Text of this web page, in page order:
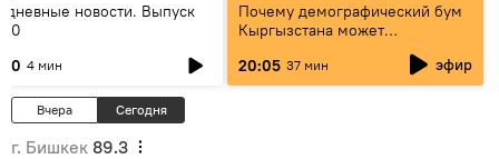
новости. Выпуск
4 мин
Почему демографический бум
Кыргызстана может
превратиться в проблему и как
этого избежать
20:05 37 мин эфир
Вчера Сегодня
г. Бишкек 89.3